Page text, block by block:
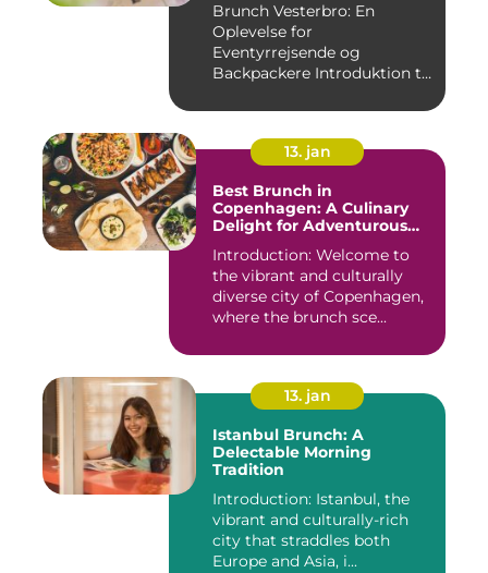
Brunch Vesterbro: En
Oplevelse for
Eventyrrejsende og
Backpackere Introduktion til
13. jan
Best Brunch in
Copenhagen: A Culinary
Delight for Adventurous
Introduction: Welcome to
the vibrant and culturally
diverse city of Copenhagen,
where the brunch sce...
13. jan
Istanbul Brunch: A
Delectable Morning
Tradition
Introduction: Istanbul, the
vibrant and culturally-rich
city that straddles both
Europe and Asia, i...